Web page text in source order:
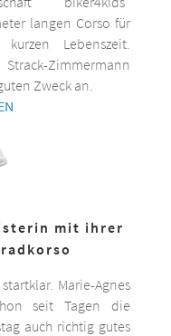
langen Corso für
Lebenszeit.
Zimmermann
Zweck an.
mit ihrer
Marie-Agnes
seit Tagen die
auch richtig gutes